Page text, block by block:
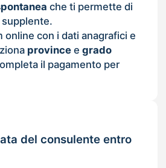
che ti permette di
online con i dati anagrafici e
provincee grado
il pagamento per
del consulente entro